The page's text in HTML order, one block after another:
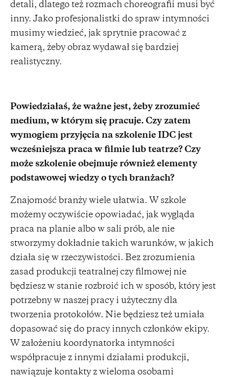
detali, dlatego też rozmach choreografii musi być
inny. Jako profesjonalistki do spraw intymności
musimy wiedzieć, jak sprytnie pracować z
kamerą, żeby obraz wydawał się bardziej
realistyczny.
Powiedziałaś, że ważne jest, żeby zrozumieć
medium, w którym się pracuje. Czy zatem
wymogiem przyjęcia na szkolenie IDC jest
wcześniejsza praca w filmie lub teatrze? Czy
może szkolenie obejmuje również elementy
podstawowej wiedzy o tych branżach?
Znajomość branży wiele ułatwia. W szkole
możemy oczywiście opowiadać, jak wygląda
praca na planie albo w sali prób, ale nie
stworzymy dokładnie takich warunków, w jakich
działa się w rzeczywistości. Bez zrozumienia
zasad produkcji teatralnej czy filmowej nie
będziesz w stanie rozbroić ich w sposób, który jest
potrzebny w naszej pracy i użyteczny dla
tworzenia protokołów. Nie będziesz też umiała
dopasować się do pracy innych członków ekipy.
W założeniu koordynatorka intymności
współpracuje z innymi działami produkcji,
nawiązuje kontakty z wieloma osobami